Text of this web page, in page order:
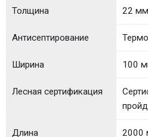
Толщина 22 мм
Антисептирование
Ширина 100
Лесная сертификация
Длина 2000